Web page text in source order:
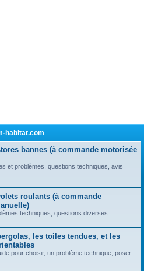
habitat.com
bannes (à commande motorisée
et problèmes, questions techniques, avis
roulants (à commande
techniques, questions diverses...
les toiles tendues, et les
pour choisir, un problème technique, poser